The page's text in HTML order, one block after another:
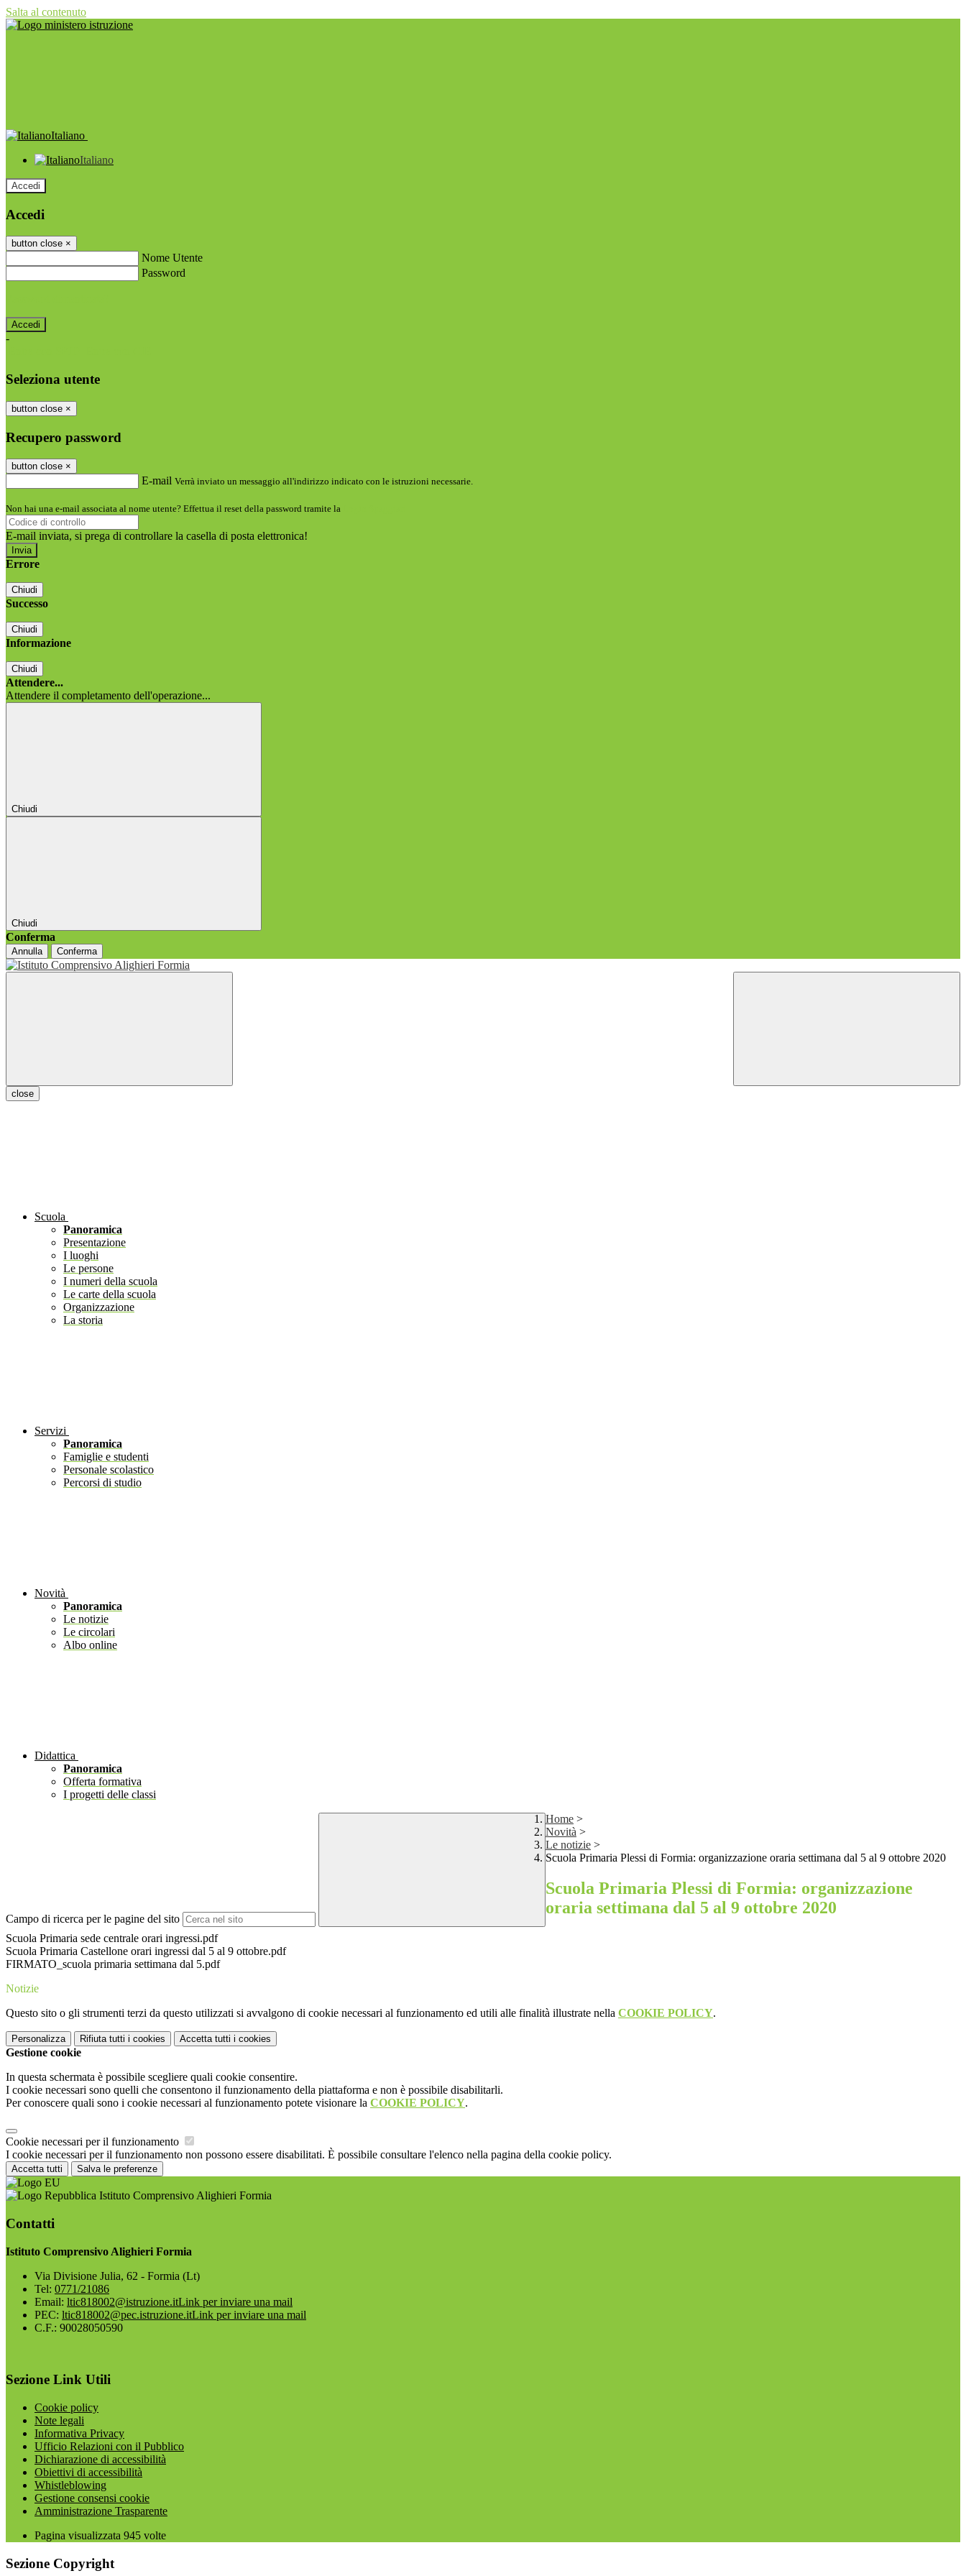
Salta al contenuto
Italiano
Italiano
Accedi
Accedi
button close ×
Nome Utente
Password
-
Seleziona utente
button close ×
Recupero password
button close ×
E-mail Verrà inviato un messaggio all'indirizzo indicato con le istruzioni necessarie.
Non hai una e-mail associata al nome utente? Effettua il reset della password tramite la
E-mail inviata, si prega di controllare la casella di posta elettronica!
Errore
Chiudi
Successo
Chiudi
Informazione
Chiudi
Attendere...
Attendere il completamento dell'operazione...
Chiudi
Chiudi
Conferma
Annulla Conferma
close
Scuola
Panoramica
Presentazione
I luoghi
Le persone
I numeri della scuola
Le carte della scuola
Organizzazione
La storia
Servizi
Panoramica
Famiglie e studenti
Personale scolastico
Percorsi di studio
Novità
Panoramica
Le notizie
Le circolari
Albo online
Didattica
Panoramica
Offerta formativa
I progetti delle classi
Campo di ricerca per le pagine del sito
Home >
Novità >
Le notizie >
Scuola Primaria Plessi di Formia: organizzazione oraria settimana dal 5 al 9 ottobre 2020
Scuola Primaria Plessi di Formia: organizzazione
oraria settimana dal 5 al 9 ottobre 2020
Scuola Primaria sede centrale orari ingressi.pdf
Scuola Primaria Castellone orari ingressi dal 5 al 9 ottobre.pdf
FIRMATO_scuola primaria settimana dal 5.pdf
Notizie
Questo sito o gli strumenti terzi da questo utilizzati si avvalgono di cookie necessari al funzionamento ed utili alle finalità illustrate nella COOKIE POLICY.
Personalizza Rifiuta tutti i cookies Accetta tutti i cookies
Gestione cookie
In questa schermata è possibile scegliere quali cookie consentire.
I cookie necessari sono quelli che consentono il funzionamento della piattaforma e non è possibile disabilitarli.
Per conoscere quali sono i cookie necessari al funzionamento potete visionare la COOKIE POLICY.
Cookie necessari per il funzionamento
I cookie necessari per il funzionamento non possono essere disabilitati. È possibile consultare l'elenco nella pagina della cookie policy.
Accetta tutti Salva le preferenze
Istituto Comprensivo Alighieri Formia
Contatti
Istituto Comprensivo Alighieri Formia
Via Divisione Julia, 62 - Formia (Lt)
Tel: 0771/21086
Email: ltic818002@istruzione.itLink per inviare una mail
PEC: ltic818002@pec.istruzione.itLink per inviare una mail
C.F.: 90028050590
Sezione Link Utili
Cookie policy
Note legali
Informativa Privacy
Ufficio Relazioni con il Pubblico
Dichiarazione di accessibilità
Obiettivi di accessibilità
Whistleblowing
Gestione consensi cookie
Amministrazione Trasparente
Pagina visualizzata 945 volte
Sezione Copyright